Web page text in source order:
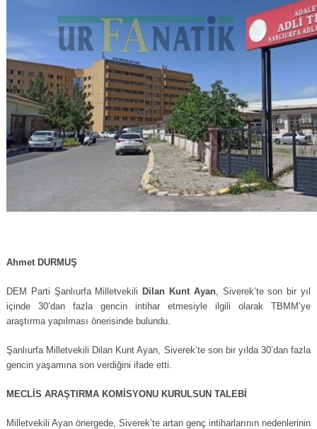
Ahmet DURMUŞ
DEM Parti Şanlıurfa Milletvekili Dilan Kunt Ayan, Siverek’te son bir yıl
içinde 30’dan fazla gencin intihar etmesiyle ilgili olarak TBMM’ye
araştırma yapılması önerisinde bulundu.
Şanlıurfa Milletvekili Dilan Kunt Ayan, Siverek’te son bir yılda 30’dan fazla
gencin yaşamına son verdiğini ifade etti.
MECLİS ARAŞTIRMA KOMİSYONU KURULSUN TALEBİ
Milletvekili Ayan önergede, Siverek’te artan genç intiharlarının nedenlerinin